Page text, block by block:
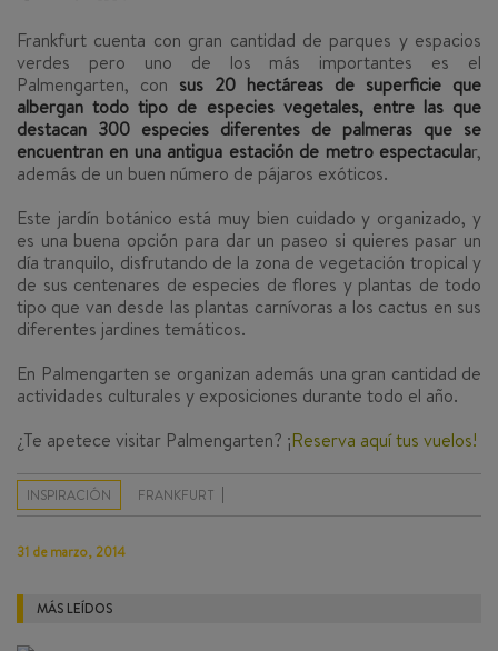
Frankfurt cuenta con gran cantidad de parques y espacios
verdes pero uno de los más importantes es el
Palmengarten, con sus 20 hectáreas de superficie que
albergan todo tipo de especies vegetales, entre las que
destacan 300 especies diferentes de palmeras que se
encuentran en una antigua estación de metro espectacular,
además de un buen número de pájaros exóticos.
Este jardín botánico está muy bien cuidado y organizado, y
es una buena opción para dar un paseo si quieres pasar un
día tranquilo, disfrutando de la zona de vegetación tropical y
de sus centenares de especies de flores y plantas de todo
tipo que van desde las plantas carnívoras a los cactus en sus
diferentes jardines temáticos.
En Palmengarten se organizan además una gran cantidad de
actividades culturales y exposiciones durante todo el año.
¿Te apetece visitar Palmengarten? ¡Reserva aquí tus vuelos!
INSPIRACIÓN FRANKFURT
31 de marzo, 2014
MÁS LEÍDOS